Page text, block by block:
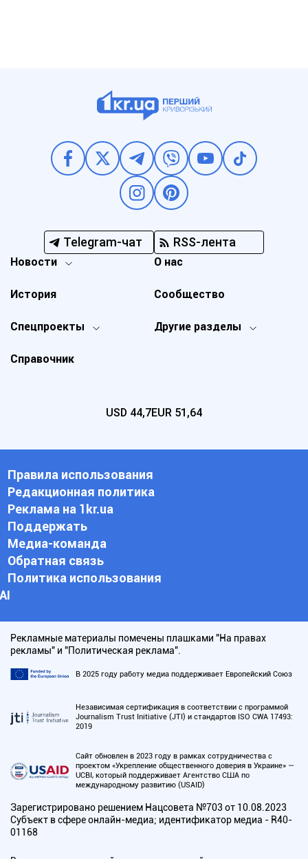
Telegram-чат RSS-лента
Новости
Спецпроекты Другие разделы
История
О нас
Справочник
Сообщество
USD 44,7EUR 51,64
Правила использования
Редакционная политика
Реклама на 1kr.ua
Поддержать
Медиа-команда
Обратная связь
Политика использования
АI
Рекламные материалы помечены плашками "На правах
рекламы" и "Политическая реклама".
В 2025 году работу медиа поддерживает Европейский Союз
Независимая сертификация в соответствии с программой
Journalism Trust Initiative (JTI) и стандартов ISO CWA 17493:
2019
Сайт обновлен в 2023 году в рамках сотрудничества с
проектом «Укрепление общественного доверия в Украине» —
UCBI, который поддерживает Агентство США по
международному развитию (USAID)
Зарегистрировано решением Нацсовета №703 от 10.08.2023
Субъект в сфере онлайн-медиа; идентификатор медиа - R40-
01168